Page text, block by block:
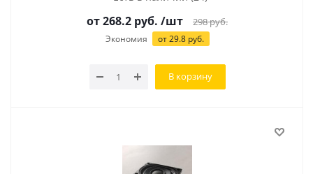
от 268.2 руб. /шт 298руб.
Экономия от 29.8 руб.
В корзину